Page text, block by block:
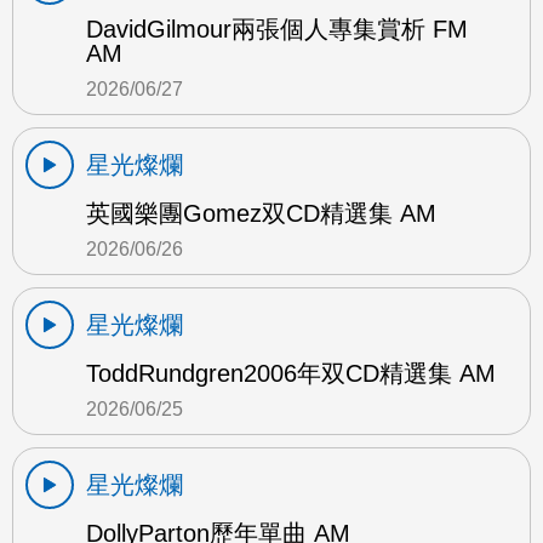
DavidGilmour兩張個人專集賞析 FM
AM
2026/06/27
星光燦爛
英國樂團Gomez双CD精選集 AM
2026/06/26
星光燦爛
ToddRundgren2006年双CD精選集 AM
2026/06/25
星光燦爛
DollyParton歷年單曲 AM